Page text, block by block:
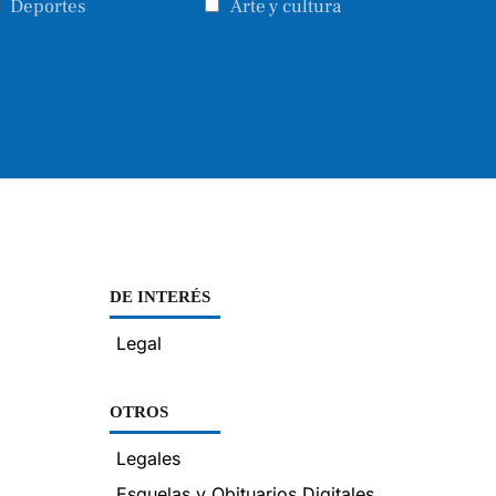
Deportes
Arte y cultura
DE INTERÉS
Legal
OTROS
Legales